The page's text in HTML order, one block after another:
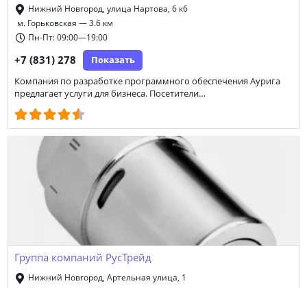
Нижний Новгород, улица Нартова, 6 к6
м. Горьковская — 3.6 км
Пн-Пт: 09:00—19:00
+7 (831) 278 Показать
Компания по разработке программного обеспечения Аурига
предлагает услуги для бизнеса. Посетители…
Группа компаний РусТрейд
Нижний Новгород, Артельная улица, 1